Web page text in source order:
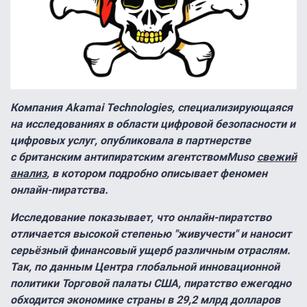
Компания Akamai Technologies, специализирующаяся
на исследованиях в области цифровой безопасности и
цифровых услуг, опубликовала в партнерстве
с британским антипиратским агентствомMuso свежий
анализ, в котором подробно описывает феномен
онлайн-пиратства.
Исследование показывает, что онлайн-пиратство
отличается высокой степенью "живучести" и наносит
серьёзный финансовый ущерб различным отраслям.
Так, по данным Центра глобальной инновационной
политики Торговой палаты США, пиратство ежегодно
обходится экономике страны в 29,2 млрд долларов